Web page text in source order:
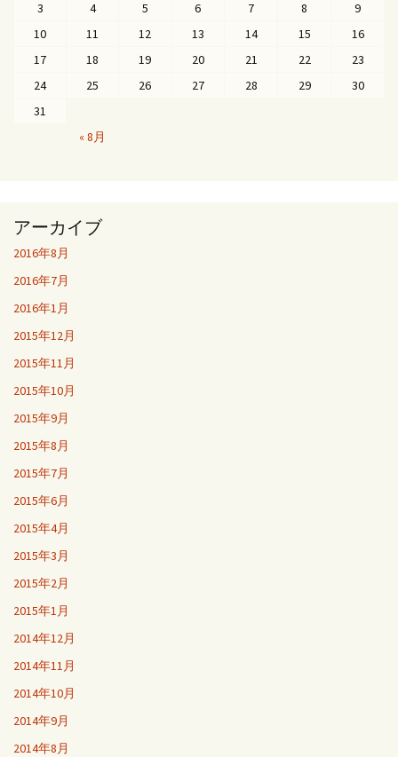
« 8月
3 4 5 6 7 8
9
10
11 12 13 14 15
16
17
18 19 20 21 22
23
24
25 26 27 28 29
30
31
アーカイブ
2016年8月
2016年7月
2016年1月
2015年12月
2015年11月
2015年10月
2015年9月
2015年8月
2015年7月
2015年6月
2015年4月
2015年3月
2015年2月
2015年1月
2014年12月
2014年11月
2014年10月
2014年9月
2014年8月